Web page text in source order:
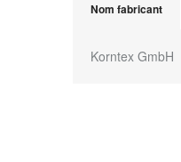
Nom fabricant
Korntex GmbH